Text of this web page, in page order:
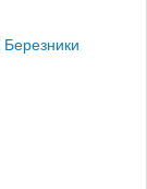
Березники